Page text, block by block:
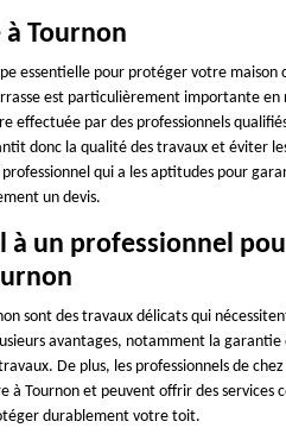
Tournon
essentielle pour protéger votre maison
est particulièrement importante en
par des professionnels
donc la qualité des travaux et éviter
professionnel qui a les aptitudes pour
un devis.
à un professionnel
sont des travaux délicats qui
avantages, notamment la
De plus, les professionnels de chez
à Tournon et peuvent offrir des
durablement votre toit.